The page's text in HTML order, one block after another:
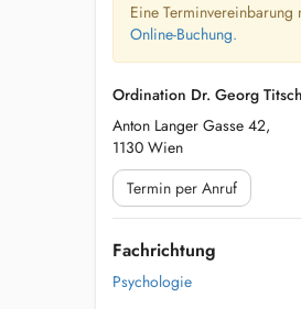
Eine
Online-Buchung.
Ordination Dr. Georg
Anton Langer Gasse 42,
1130 Wien
Termin per Anruf
Fachrichtung
Psychologie